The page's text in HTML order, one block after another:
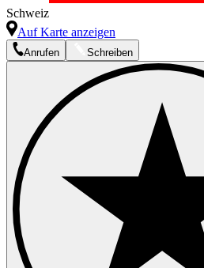
Schweiz
Auf Karte anzeigen
Anrufen Schreiben